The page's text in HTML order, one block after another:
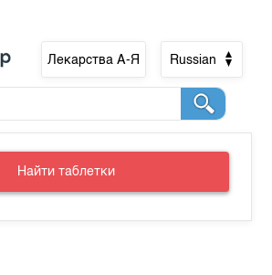
Лекарства А-Я Russian
Найти таблетки